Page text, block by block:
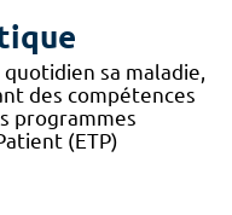
sa maladie,
des compétences
programmes
(ETP)